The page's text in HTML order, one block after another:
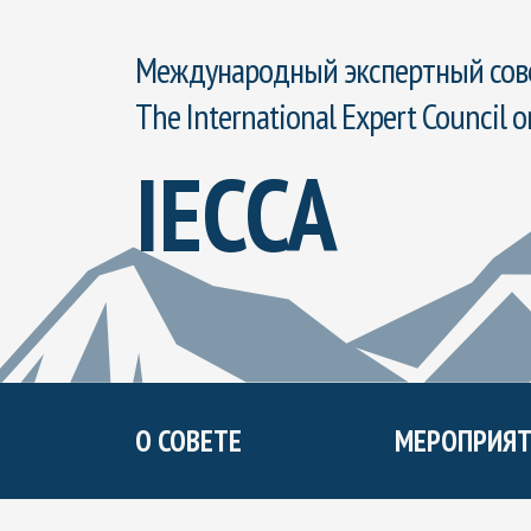
Международный экспертный
The International Expert Council
IECCA
О СОВЕТЕ